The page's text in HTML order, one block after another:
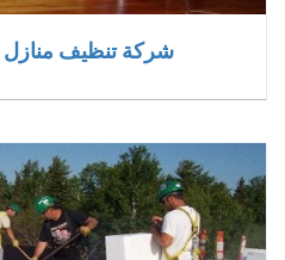
شركة تنظيف منازل